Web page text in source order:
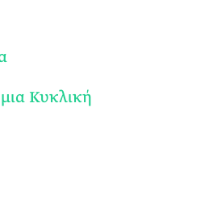
Κυκλική